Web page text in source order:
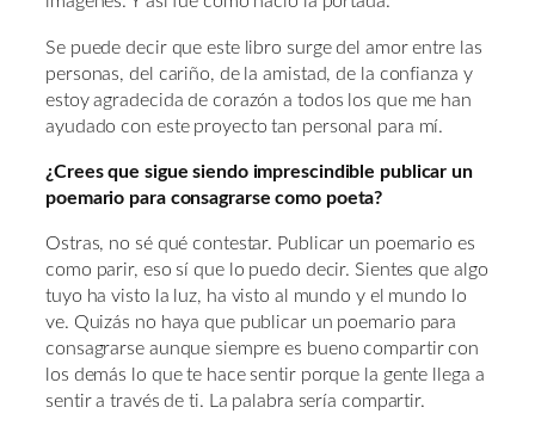
Se puede decir que este libro surge del amor entre las
personas, del cariño, de la amistad, de la confianza y
estoy agradecida de corazón a todos los que me han
ayudado con este proyecto tan personal para mí.
¿Crees que sigue siendo imprescindible publicar un
poemario para consagrarse como poeta?
Ostras, no sé qué contestar. Publicar un poemario es
como parir, eso sí que lo puedo decir. Sientes que algo
tuyo ha visto la luz, ha visto al mundo y el mundo lo
ve. Quizás no haya que publicar un poemario para
consagrarse aunque siempre es bueno compartir con
los demás lo que te hace sentir porque la gente llega a
sentir a través de ti. La palabra sería compartir.